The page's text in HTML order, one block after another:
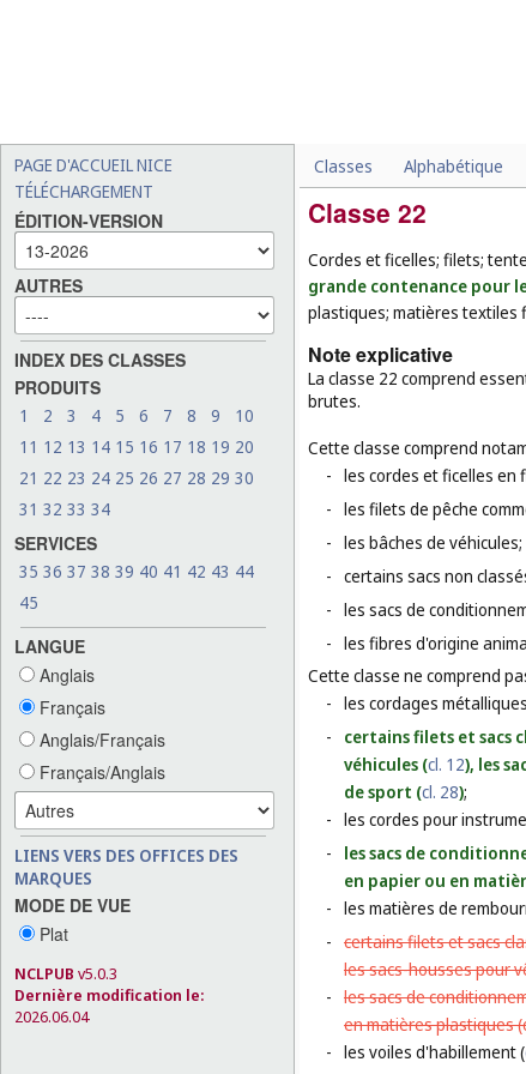
PAGE D'ACCUEIL NICE
TÉLÉCHARGEMENT
ÉDITION-VERSION
AUTRES
INDEX DES CLASSES
PRODUITS
1 2 3 4 5 6 7 8 9
10
11 12 13 14 15 16 17 18 19 20
21 22 23 24 25 26 27 28 29 30
31 32 33 34
SERVICES
35 36 37 38 39 40 41 42 43 44
45
LANGUE
Anglais
Français
Anglais/Français
Français/Anglais
LIENS VERS DES OFFICES DES
MARQUES
MODE DE VUE
Plat
NCLPUB v5.0.3
Dernière modification le:
2026.06.04
Classes Alphabétique
Classe 22
Cordes et ficelles; filets;
grande contenance pour
plastiques; matières textiles
Note explicative
La classe 22 comprend
brutes.
Cette classe comprend
- les cordes et ficelles
- les filets de pêche
- les bâches de véhicules;
- certains sacs non
- les sacs de
- les fibres d'origine
Cette classe ne comprend
- les cordages
-
certains filets et sacs
véhicules (cl. 12), les
de sport (cl. 28);
- les cordes pour
-
les sacs de
en papier ou en
- les matières de
- certains filets et sacs
les sacs-housses pour
- les sacs de
en matières plastiques (
- les voiles d'habillement (